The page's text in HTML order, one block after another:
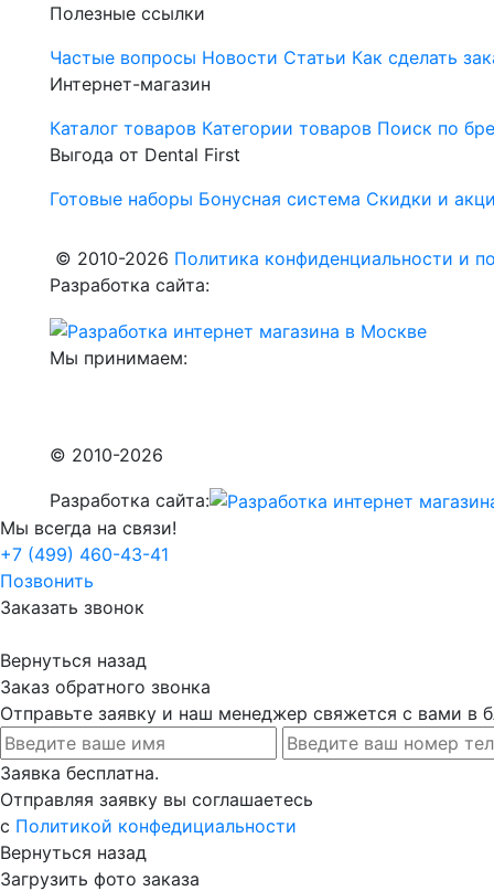
Полезные ссылки
Частые вопросы Новости Статьи Как сделать
Интернет-магазин
Каталог товаров Категории товаров Поиск по
Выгода от Dental First
Готовые наборы Бонусная система Скидки и
© 2010-2026 Политика конфиденциальности и
Разработка сайта:
Мы принимаем:
© 2010-2026
Разработка сайта:
Мы всегда на связи!
+7 (499) 460-43-41
Позвонить
Заказать звонок
Вернуться назад
Заказ обратного звонка
Отправьте заявку и наш менеджер свяжется с вами в
Заявка бесплатна.
Отправляя заявку вы соглашаетесь
с Политикой конфедициальности
Вернуться назад
Загрузить фото заказа